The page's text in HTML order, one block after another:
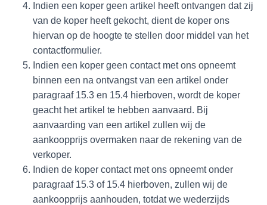
Indien een koper geen artikel heeft ontvangen dat zij
van de koper heeft gekocht, dient de koper ons
hiervan op de hoogte te stellen door middel van het
contactformulier.
Indien een koper geen contact met ons opneemt
binnen een na ontvangst van een artikel onder
paragraaf 15.3 en 15.4 hierboven, wordt de koper
geacht het artikel te hebben aanvaard. Bij
aanvaarding van een artikel zullen wij de
aankoopprijs overmaken naar de rekening van de
verkoper.
Indien de koper contact met ons opneemt onder
paragraaf 15.3 of 15.4 hierboven, zullen wij de
aankoopprijs aanhouden, totdat we wederzijds